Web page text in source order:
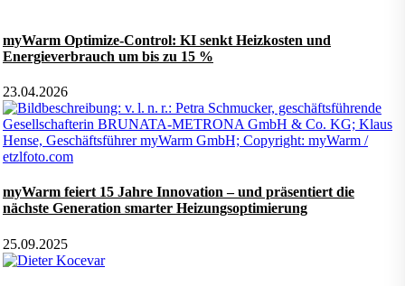
myWarm Optimize-Control: KI senkt Heizkosten und
Energieverbrauch um bis zu 15 %
23.04.2026
myWarm feiert 15 Jahre Innovation – und präsentiert die
nächste Generation smarter Heizungsoptimierung
25.09.2025